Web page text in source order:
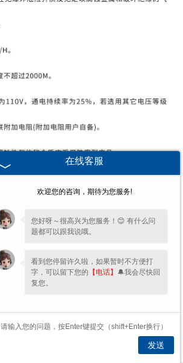
上一条：
YW系列电力液压鼓式制动器
下一条：
在线客服
欢迎您的咨询，期待为您服务!
您好呀～很高兴为您服务！😊 有什么问
题都可以跟我说哦。
看到您停留许久啦，如果暂时不方便打
字，可以留下您的 【电话】 🔔我会尽快回
复您。
发送